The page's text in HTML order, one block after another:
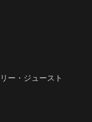
ー・ジュースト